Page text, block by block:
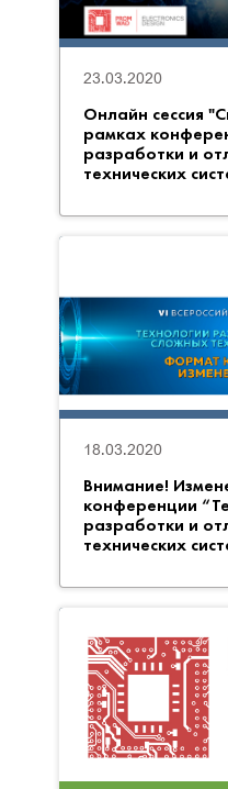
Онлайн сессия
рамках
разработки и
технических
23.03.2020
Внимание!
конференции
разработки и
технических
18.03.2020